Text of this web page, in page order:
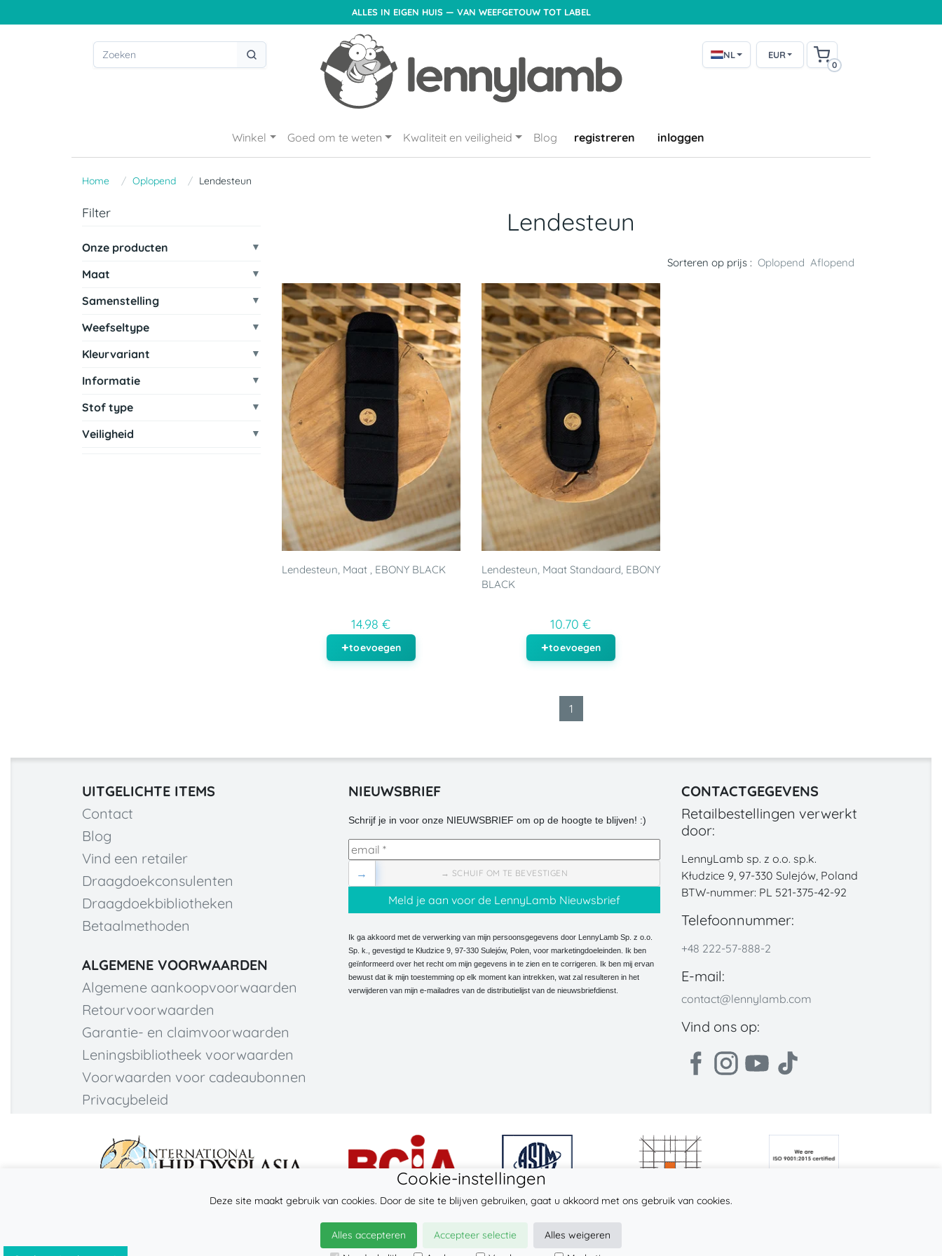
ALLES IN EIGEN HUIS — VAN WEEFGETOUW TOT LABEL
NL EUR
0
Winkel Goed om te weten Kwaliteit en veiligheid Blog registreren inloggen
Home Oplopend Lendesteun
Filter
Onze producten
Maat
Samenstelling
Weefseltype
Kleurvariant
Informatie
Stof type
Veiligheid
Lendesteun
Sorteren op prijs : Oplopend Aflopend
Lendesteun, Maat , EBONY BLACK
14.98 €
toevoegen
Lendesteun, Maat Standaard, EBONY
BLACK
10.70 €
toevoegen
1
UITGELICHTE ITEMS
Contact
Blog
Vind een retailer
Draagdoekconsulenten
Draagdoekbibliotheken
Betaalmethoden
ALGEMENE VOORWAARDEN
Algemene aankoopvoorwaarden
Retourvoorwaarden
Garantie- en claimvoorwaarden
Leningsbibliotheek voorwaarden
Voorwaarden voor cadeaubonnen
Privacybeleid
NIEUWSBRIEF
Schrijf je in voor onze NIEUWSBRIEF om op de hoogte te blijven! :)
→ SCHUIF OM TE BEVESTIGEN
→
Ik ga akkoord met de verwerking van mijn persoonsgegevens door LennyLamb Sp. z o.o.
Sp. k., gevestigd te Kłudzice 9, 97-330 Sulejów, Polen, voor marketingdoeleinden. Ik ben
geïnformeerd over het recht om mijn gegevens in te zien en te corrigeren. Ik ben mij ervan
bewust dat ik mijn toestemming op elk moment kan intrekken, wat zal resulteren in het
verwijderen van mijn e-mailadres van de distributielijst van de nieuwsbriefdienst.
CONTACTGEGEVENS
Retailbestellingen verwerkt
door:
LennyLamb sp. z o.o. sp.k.
Kłudzice 9, 97-330 Sulejów, Poland
BTW-nummer: PL 521-375-42-92
Telefoonnummer:
+48 222-57-888-2
E-mail:
contact@lennylamb.com
Vind ons op:
© 2026
LennyLamb sp. z o.o. sp.k.
·onbuhimo fabrikant ·
Cookie-instellingen
Deze site maakt gebruik van cookies. Door de site te blijven gebruiken, gaat u akkoord met ons gebruik van cookies.
Alles accepteren Accepteer selectie
Alles weigeren